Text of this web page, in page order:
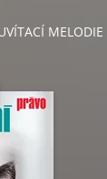
MELODIE